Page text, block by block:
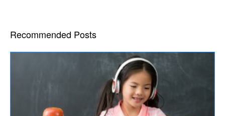
Recommended Posts